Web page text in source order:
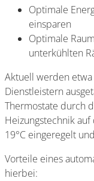
Optimale
einsparen
Optimale
unterkühlten
Aktuell werden
Dienstleistern
Thermostate durch
Heizungstechnik
19°C eingeregelt
Vorteile eines
hierbei: